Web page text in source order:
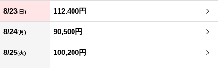
8/23(日) 112,400円
8/24(月) 90,500円
8/25(火) 100,200円